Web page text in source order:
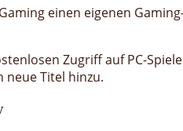
einen eigenen
Zugriff auf PC-
neue Titel hinzu.